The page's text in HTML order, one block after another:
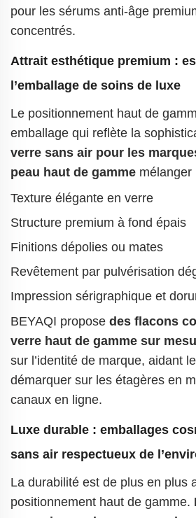
pour les sérums anti-âge
concentrés.
Attrait esthétique premium :
l’emballage de soins de luxe
Le positionnement haut de
emballage qui reflète la
verre sans air pour les
peau haut de gamme mélanger
Texture élégante en verre
Structure premium à fond épais
Finitions dépolies ou mates
Revêtement par pulvérisation
Impression sérigraphique et
BEYAQI propose des flacons
verre haut de gamme sur
sur l’identité de marque, aidant
démarquer sur les étagères en
canaux en ligne.
Luxe durable : emballages
sans air respectueux de
La durabilité est de plus en plus
positionnement haut de gamme.